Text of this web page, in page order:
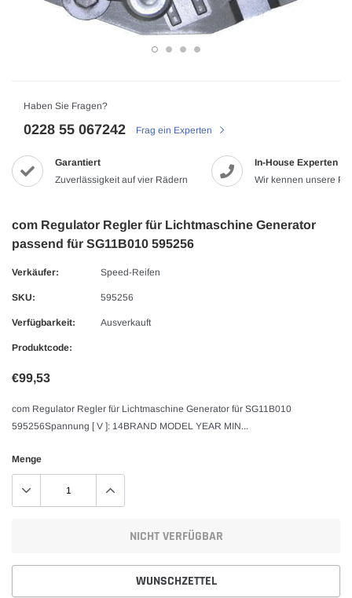
Haben Sie Fragen?
0228 55 067242 Frag ein Experten
Garantiert
Zuverlässigkeit auf vier Rädern
In-House Experten
Wir kennen unsere
com Regulator Regler für Lichtmaschine Generator
passend für SG11B010 595256
Verkäufer: Speed-Reifen
SKU: 595256
Verfügbarkeit: Ausverkauft
Produktcode:
€99,53
com Regulator Regler für Lichtmaschine Generator für SG11B010
595256Spannung [ V ]: 14BRAND MODEL YEAR MIN...
Menge
NICHT VERFÜGBAR
WUNSCHZETTEL